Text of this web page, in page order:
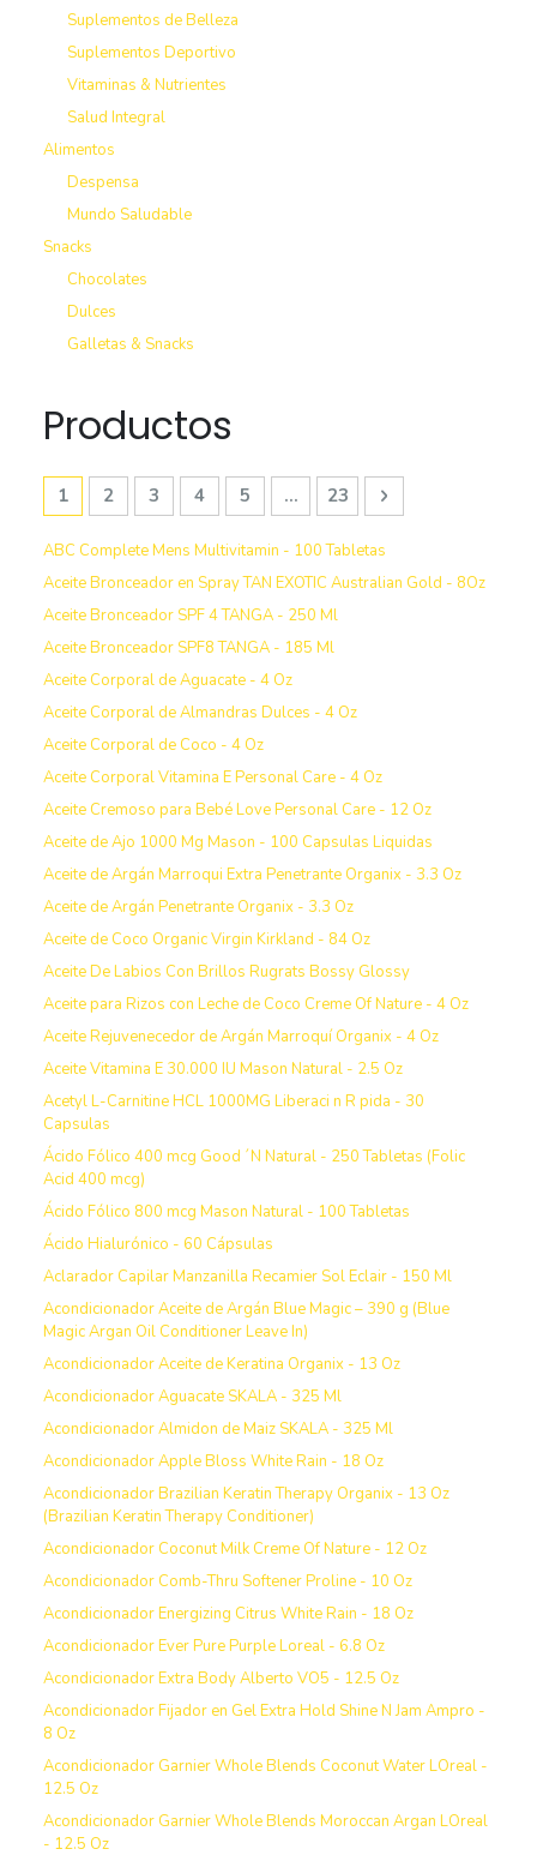
Suplementos de Belleza
Suplementos Deportivo
Vitaminas & Nutrientes
Salud Integral
Alimentos
Despensa
Mundo Saludable
Snacks
Chocolates
Dulces
Galletas & Snacks
Productos
Página
Estás leyendo la página
1 Página
2 Página
3 Página
4 Página
5 ... Página
23 Página
Siguiente
ABC Complete Mens Multivitamin - 100 Tabletas
Aceite Bronceador en Spray TAN EXOTIC Australian Gold - 8Oz
Aceite Bronceador SPF 4 TANGA - 250 Ml
Aceite Bronceador SPF8 TANGA - 185 Ml
Aceite Corporal de Aguacate - 4 Oz
Aceite Corporal de Almandras Dulces - 4 Oz
Aceite Corporal de Coco - 4 Oz
Aceite Corporal Vitamina E Personal Care - 4 Oz
Aceite Cremoso para Bebé Love Personal Care - 12 Oz
Aceite de Ajo 1000 Mg Mason - 100 Capsulas Liquidas
Aceite de Argán Marroqui Extra Penetrante Organix - 3.3 Oz
Aceite de Argán Penetrante Organix - 3.3 Oz
Aceite de Coco Organic Virgin Kirkland - 84 Oz
Aceite De Labios Con Brillos Rugrats Bossy Glossy
Aceite para Rizos con Leche de Coco Creme Of Nature - 4 Oz
Aceite Rejuvenecedor de Argán Marroquí Organix - 4 Oz
Aceite Vitamina E 30.000 IU Mason Natural - 2.5 Oz
Acetyl L-Carnitine HCL 1000MG Liberaci n R pida - 30
Capsulas
Ácido Fólico 400 mcg Good ´N Natural - 250 Tabletas (Folic
Acid 400 mcg)
Ácido Fólico 800 mcg Mason Natural - 100 Tabletas
Ácido Hialurónico - 60 Cápsulas
Aclarador Capilar Manzanilla Recamier Sol Eclair - 150 Ml
Acondicionador Aceite de Argán Blue Magic – 390 g (Blue
Magic Argan Oil Conditioner Leave In)
Acondicionador Aceite de Keratina Organix - 13 Oz
Acondicionador Aguacate SKALA - 325 Ml
Acondicionador Almidon de Maiz SKALA - 325 Ml
Acondicionador Apple Bloss White Rain - 18 Oz
Acondicionador Brazilian Keratin Therapy Organix - 13 Oz
(Brazilian Keratin Therapy Conditioner)
Acondicionador Coconut Milk Creme Of Nature - 12 Oz
Acondicionador Comb-Thru Softener Proline - 10 Oz
Acondicionador Energizing Citrus White Rain - 18 Oz
Acondicionador Ever Pure Purple Loreal - 6.8 Oz
Acondicionador Extra Body Alberto VO5 - 12.5 Oz
Acondicionador Fijador en Gel Extra Hold Shine N Jam Ampro -
8 Oz
Acondicionador Garnier Whole Blends Coconut Water LOreal -
12.5 Oz
Acondicionador Garnier Whole Blends Moroccan Argan LOreal
- 12.5 Oz